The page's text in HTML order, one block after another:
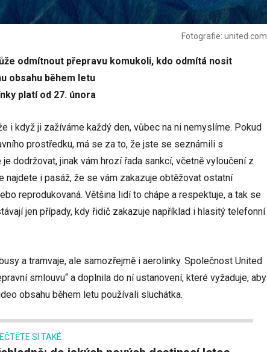
Fotografie: united.com
odmítnout přepravu komukoli, kdo odmítá nosit
obsahu během letu
platí od 27. února
i když ji zažíváme každý den, vůbec na ni nemyslíme. Pokud
prostředku, má se za to, že jste se seznámili s
dodržovat, jinak vám hrozí řada sankcí, včetně vyloučení z
najdete i pasáž, že se vám zakazuje obtěžovat ostatní
reprodukovaná. Většina lidí to chápe a respektuje, a tak se
jen případy, kdy řidič zakazuje například i hlasitý telefonní
a tramvaje, ale samozřejmě i aerolinky. Společnost United
smlouvu“ a doplnila do ní ustanovení, které vyžaduje, aby
obsahu během letu používali sluchátka.
SI TAKÉ